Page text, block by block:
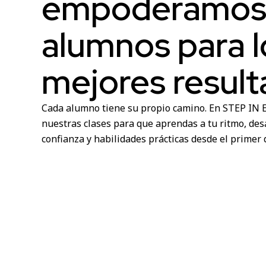
alumnos para
mejores
Cada alumno tiene su propio camino. En STEP IN
nuestras clases para que aprendas a tu ritmo,
confianza y habilidades prácticas desde el primer